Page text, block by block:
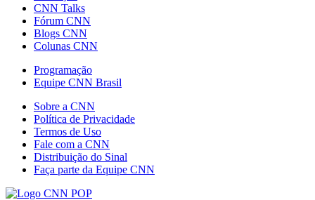
CNN Talks
Fórum CNN
Blogs CNN
Colunas CNN
Programação
Equipe CNN Brasil
Sobre a CNN
Política de Privacidade
Termos de Uso
Fale com a CNN
Distribuição do Sinal
Faça parte da Equipe CNN